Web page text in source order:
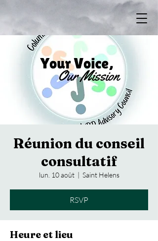
Réunion du conseil
consultatif
lun. 10 août
  |
Saint Helens
RSVP
Heure et lieu